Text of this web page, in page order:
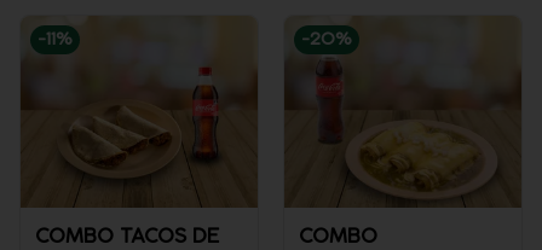
-11 %
COMBO TACOS DE
-20%
COMBO